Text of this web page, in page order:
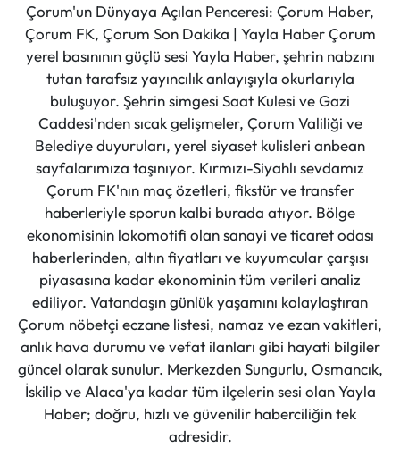
Çorum'un Dünyaya Açılan Penceresi: Çorum Haber,
Çorum FK, Çorum Son Dakika | Yayla Haber Çorum
yerel basınının güçlü sesi Yayla Haber, şehrin nabzını
tutan tarafsız yayıncılık anlayışıyla okurlarıyla
buluşuyor. Şehrin simgesi Saat Kulesi ve Gazi
Caddesi'nden sıcak gelişmeler, Çorum Valiliği ve
Belediye duyuruları, yerel siyaset kulisleri anbean
sayfalarımıza taşınıyor. Kırmızı-Siyahlı sevdamız
Çorum FK'nın maç özetleri, fikstür ve transfer
haberleriyle sporun kalbi burada atıyor. Bölge
ekonomisinin lokomotifi olan sanayi ve ticaret odası
haberlerinden, altın fiyatları ve kuyumcular çarşısı
piyasasına kadar ekonominin tüm verileri analiz
ediliyor. Vatandaşın günlük yaşamını kolaylaştıran
Çorum nöbetçi eczane listesi, namaz ve ezan vakitleri,
anlık hava durumu ve vefat ilanları gibi hayati bilgiler
güncel olarak sunulur. Merkezden Sungurlu, Osmancık,
İskilip ve Alaca'ya kadar tüm ilçelerin sesi olan Yayla
Haber; doğru, hızlı ve güvenilir haberciliğin tek
adresidir.